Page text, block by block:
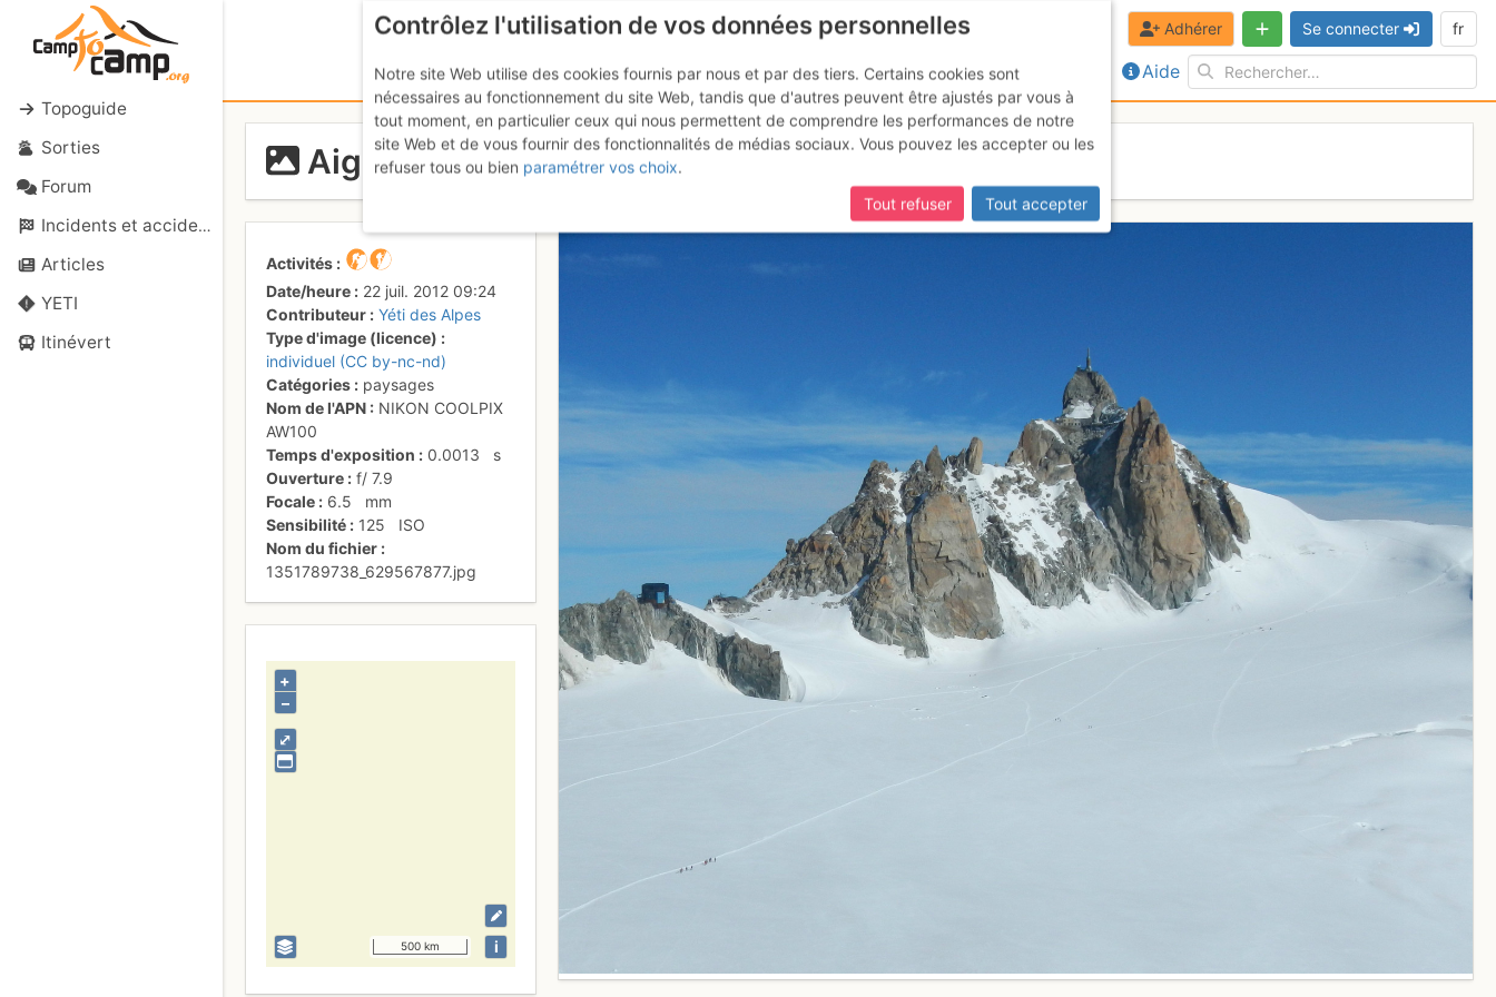
Topoguide
Sorties
Forum
Incidents et accidents
Articles
YETI
Itinévert
Aide
Adhérer Se connecter fr
Aiguilles du Midi
Activités
Date/heure
22 juil. 2012 09:24
Contributeur
Yéti des Alpes
Type d'image (licence)
individuel (CC by-nc-nd)
Catégories
paysages
Nom de l'APN
NIKON COOLPIX
AW100
Temps d'exposition
0.0013
s
Ouverture
f/7.9
Focale
6.5
mm
Sensibilité
125
ISO
Nom du fichier
1351789738_629567877.jpg
⤢
+
–
500 km i
Contrôlez l'utilisation de vos données personnelles
Notre site Web utilise des cookies fournis par nous et par des tiers. Certains cookies sont
nécessaires au fonctionnement du site Web, tandis que d'autres peuvent être ajustés par vous à
tout moment, en particulier ceux qui nous permettent de comprendre les performances de notre
site Web et de vous fournir des fonctionnalités de médias sociaux. Vous pouvez les accepter ou les
refuser tous ou bien paramétrer vos choix.
Tout refuser
Tout accepter